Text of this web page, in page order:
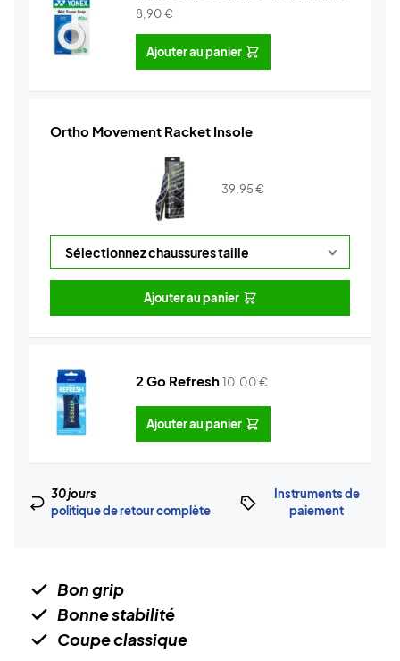
8,90€
Ajouter au panier
Ortho Movement Racket Insole
39,95€
Ajouter au panier
2 Go Refresh10,00€
Ajouter au panier
30 jours
politique de retour complète
Instruments de
paiement
Bon grip
Bonne stabilité
Coupe classique